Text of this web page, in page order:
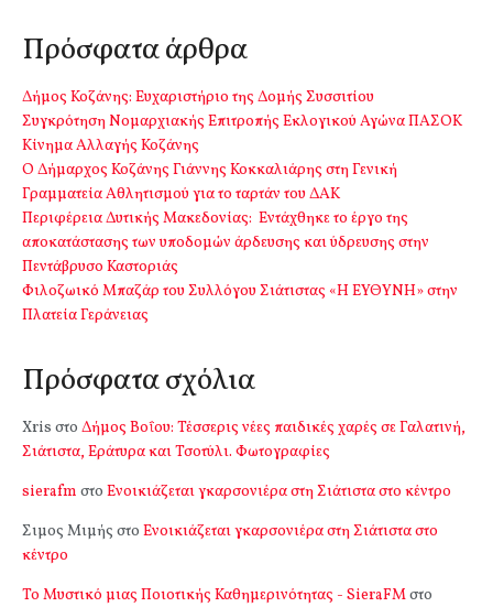
Πρόσφατα άρθρα
Δήμος Κοζάνης: Ευχαριστήριο της Δομής Συσσιτίου
Συγκρότηση Νομαρχιακής Επιτροπής Εκλογικού Αγώνα ΠΑΣΟΚ
Κίνημα Αλλαγής Κοζάνης
Ο Δήμαρχος Κοζάνης Γιάννης Κοκκαλιάρης στη Γενική
Γραμματεία Αθλητισμού για το ταρτάν του ΔΑΚ
Περιφέρεια Δυτικής Μακεδονίας: Εντάχθηκε το έργο της
αποκατάστασης των υποδομών άρδευσης και ύδρευσης στην
Πεντάβρυσο Καστοριάς
Φιλοζωικό Μπαζάρ του Συλλόγου Σιάτιστας «Η ΕΥΘΥΝΗ» στην
Πλατεία Γεράνειας
Πρόσφατα σχόλια
Xris στο Δήμος Βοΐου: Τέσσερις νέες παιδικές χαρές σε Γαλατινή,
Σιάτιστα, Εράτυρα και Τσοτύλι. Φωτογραφίες
sierafm στο Ενοικιάζεται γκαρσονιέρα στη Σιάτιστα στο κέντρο
Σιμος Μιμής στο Ενοικιάζεται γκαρσονιέρα στη Σιάτιστα στο
κέντρο
Το Μυστικό μιας Ποιοτικής Καθημερινότητας - SieraFMστο